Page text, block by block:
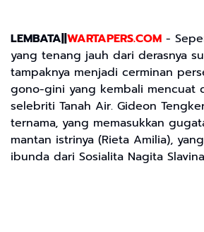
LEMBATA||WARTAPERS.COM -
yang tenang jauh dari derasnya
tampaknya menjadi cerminan
gono-gini yang kembali mencuat
selebriti Tanah Air. Gideon
ternama, yang memasukkan
mantan istrinya (Rieta Amilia),
ibunda dari Sosialita Nagita